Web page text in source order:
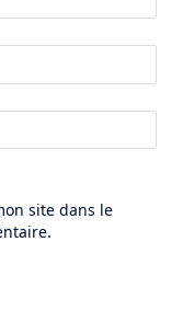
site dans le